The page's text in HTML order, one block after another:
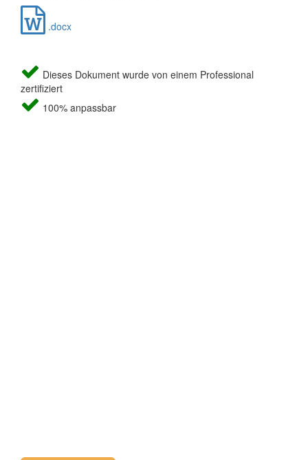
.docx
Dieses Dokument wurde von einem Professional
zertifiziert
100% anpassbar